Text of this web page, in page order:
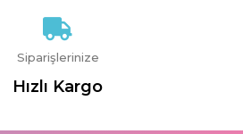
Siparişlerinize
Hızlı Kargo